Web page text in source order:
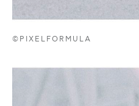
©PIXELFORMULA